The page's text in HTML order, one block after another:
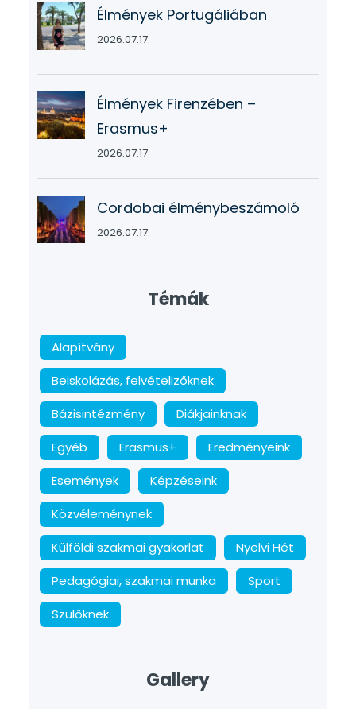
Élmények Portugáliában
2026.07.17.
Élmények Firenzében –
Erasmus+
2026.07.17.
Cordobai élménybeszámoló
2026.07.17.
Témák
Alapítvány
Beiskolázás, felvételizőknek
Bázisintézmény
Diákjainknak
Egyéb
Erasmus+
Eredményeink
Események
Képzéseink
Közvéleménynek
Külföldi szakmai gyakorlat
Nyelvi Hét
Pedagógiai, szakmai munka
Sport
Szülőknek
Gallery